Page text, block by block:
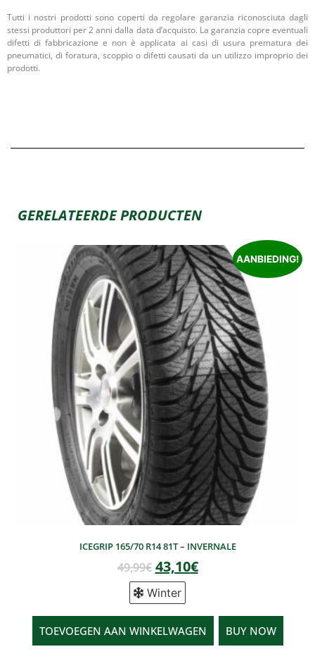
Tutti i nostri prodotti sono coperti da regolare garanzia riconosciuta dagli
stessi produttori per 2 anni dalla data d’acquisto. La garanzia copre eventuali
difetti di fabbricazione e non è applicata ai casi di usura prematura dei
pneumatici, di foratura, scoppio o difetti causati da un utilizzo improprio dei
prodotti.
GERELATEERDE PRODUCTEN
AANBIEDING!
ICEGRIP 165/70 R14 81T – INVERNALE
49,99€ 43,10€
Winter
TOEVOEGEN AAN WINKELWAGEN BUY NOW